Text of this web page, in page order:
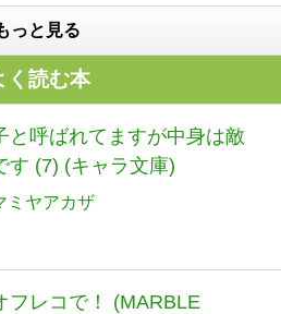
っと見る
く読む本
と呼ばれてますが中身は敵
す (7) (キャラ文庫)
ミヤアカザ
フレコで！ (MARBLE